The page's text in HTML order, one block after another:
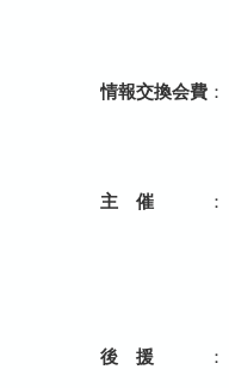
情報交換会費 ：
主 催 ：
後 援 ：